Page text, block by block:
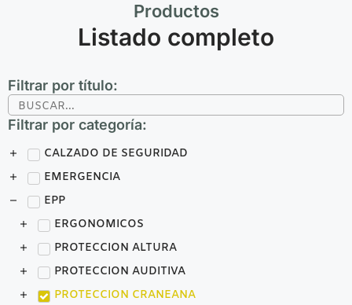
Productos
Listado completo
Filtrar por título:
Filtrar por categoría:
CALZADO DE SEGURIDAD
EMERGENCIA
EPP
ERGONOMICOS
PROTECCION ALTURA
PROTECCION AUDITIVA
PROTECCION CRANEANA